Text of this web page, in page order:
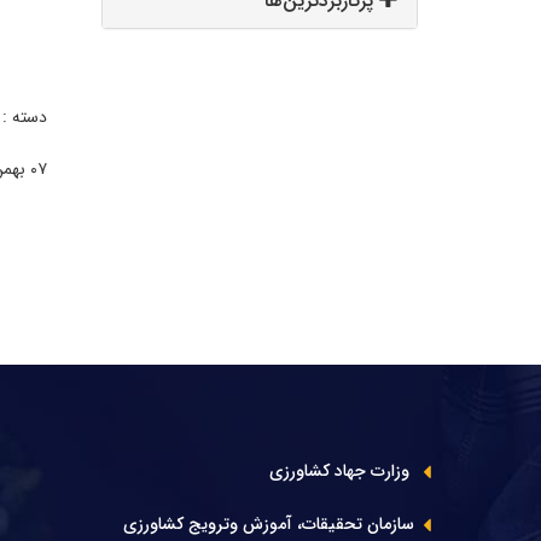
دسته
۰۷ بهمن ۱۴۰۴ | ۰۷:۴۶
وزارت جهاد کشاورزی
سازمان تحقیقات، آموزش وترویج کشاورزی